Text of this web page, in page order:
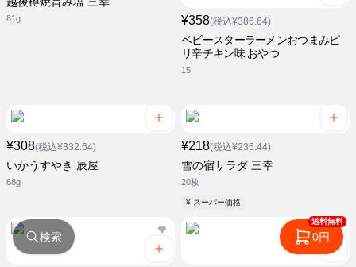
81g ¥358(税込¥386.64)
ベビースターラーメンおつまみピ
リ辛チキン味 おやつ
15
¥308(税込¥332.64)
いかうすやき 辰屋
68g
¥218(税込¥235.44)
雪の宿サラダ 三幸
20枚
¥ スーパー価格
検索
送料無料
0円